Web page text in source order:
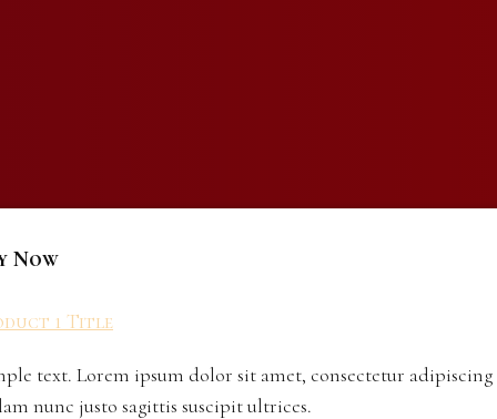
Now
1 Title
text. Lorem ipsum dolor sit amet, consectetur
nunc justo sagittis suscipit ultrices.